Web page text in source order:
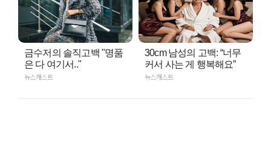
금수저의 솔직고백 "명품
은 다 여기서.."
뉴스캐스트
30cm 남성의 고백: “너무
커서 사는 게 행복해요”
뉴스캐스트